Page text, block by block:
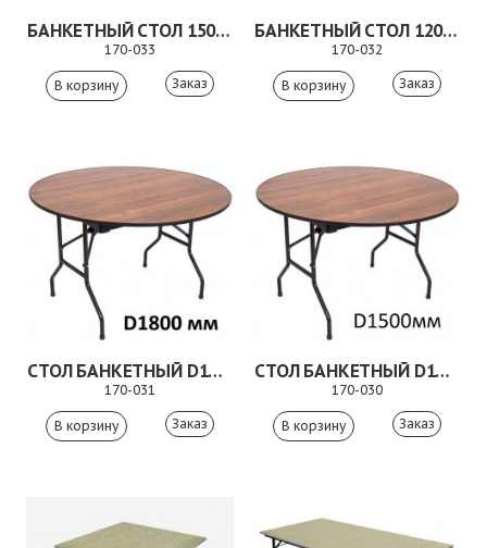
БАНКЕТНЫЙ СТОЛ 1500Х800 ММ
170-033
Заказ
БАНКЕТНЫЙ СТОЛ 1200Х800 ММ
170-032
Заказ
СТОЛ БАНКЕТНЫЙ D1800 ММ
170-031
Заказ
СТОЛ БАНКЕТНЫЙ D1500 ММ
170-030
Заказ